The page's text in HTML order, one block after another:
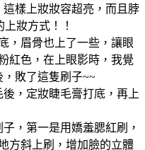
樣上妝妝容超亮，而且脖
妝方式！！
，眉骨也上了一些，讓眼
紅色，在上眼影時，我覺
敗了這隻刷子~~
，定妝睫毛膏打底，再上
，第一是用嬌羞腮紅刷，
方斜上刷，增加臉的立體